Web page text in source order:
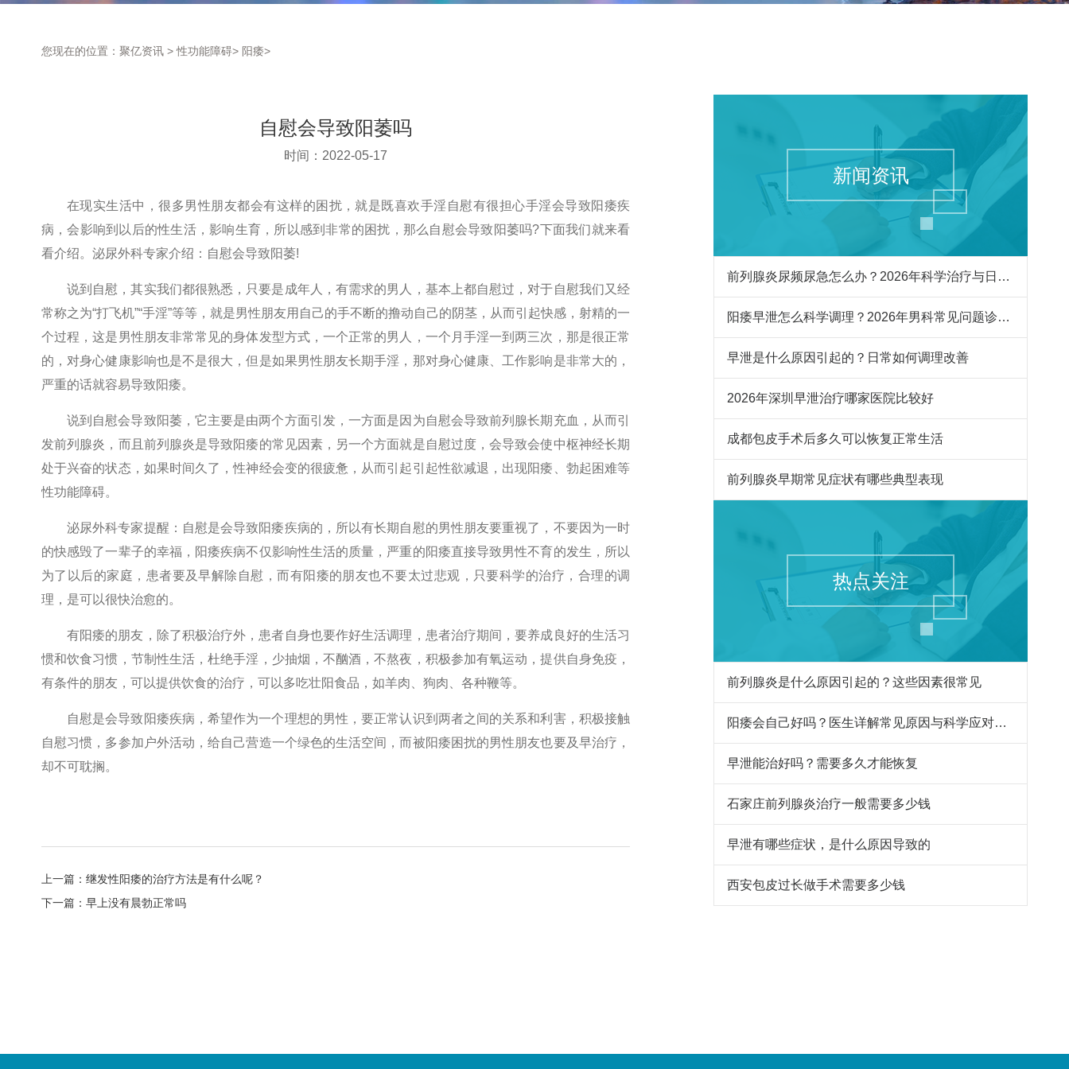
您现在的位置： 聚亿资讯 >性功能障碍> 阳痿>
自慰会导致阳萎吗
时间：2022-05-17
在现实生活中，很多男性朋友都会有这样的困扰，就是既喜欢手淫自慰有很担心手淫会导致阳痿疾
病，会影响到以后的性生活，影响生育，所以感到非常的困扰，那么自慰会导致阳萎吗?下面我们就来看
看介绍。泌尿外科专家介绍：自慰会导致阳萎!
说到自慰，其实我们都很熟悉，只要是成年人，有需求的男人，基本上都自慰过，对于自慰我们又经
常称之为“打飞机”“手淫”等等，就是男性朋友用自己的手不断的撸动自己的阴茎，从而引起快感，射精的一
个过程，这是男性朋友非常常见的身体发型方式，一个正常的男人，一个月手淫一到两三次，那是很正常
的，对身心健康影响也是不是很大，但是如果男性朋友长期手淫，那对身心健康、工作影响是非常大的，
严重的话就容易导致阳痿。
说到自慰会导致阳萎，它主要是由两个方面引发，一方面是因为自慰会导致前列腺长期充血，从而引
发前列腺炎，而且前列腺炎是导致阳痿的常见因素，另一个方面就是自慰过度，会导致会使中枢神经长期
处于兴奋的状态，如果时间久了，性神经会变的很疲惫，从而引起引起性欲减退，出现阳痿、勃起困难等
性功能障碍。
泌尿外科专家提醒：自慰是会导致阳痿疾病的，所以有长期自慰的男性朋友要重视了，不要因为一时
的快感毁了一辈子的幸福，阳痿疾病不仅影响性生活的质量，严重的阳痿直接导致男性不育的发生，所以
为了以后的家庭，患者要及早解除自慰，而有阳痿的朋友也不要太过悲观，只要科学的治疗，合理的调
理，是可以很快治愈的。
有阳痿的朋友，除了积极治疗外，患者自身也要作好生活调理，患者治疗期间，要养成良好的生活习
惯和饮食习惯，节制性生活，杜绝手淫，少抽烟，不酗酒，不熬夜，积极参加有氧运动，提供自身免疫，
有条件的朋友，可以提供饮食的治疗，可以多吃壮阳食品，如羊肉、狗肉、各种鞭等。
自慰是会导致阳痿疾病，希望作为一个理想的男性，要正常认识到两者之间的关系和利害，积极接触
自慰习惯，多参加户外活动，给自己营造一个绿色的生活空间，而被阳痿困扰的男性朋友也要及早治疗，
却不可耽搁。
上一篇： 继发性阳痿的治疗方法是有什么呢？
下一篇： 早上没有晨勃正常吗
新闻资讯
前列腺炎尿频尿急怎么办？2026年科学治疗与日常护理指南
阳痿早泄怎么科学调理？2026年男科常见问题诊疗与预防指南
早泄是什么原因引起的？日常如何调理改善
2026年深圳早泄治疗哪家医院比较好
成都包皮手术后多久可以恢复正常生活
前列腺炎早期常见症状有哪些典型表现
热点关注
前列腺炎是什么原因引起的？这些因素很常见
阳痿会自己好吗？医生详解常见原因与科学应对方法
早泄能治好吗？需要多久才能恢复
石家庄前列腺炎治疗一般需要多少钱
早泄有哪些症状，是什么原因导致的
西安包皮过长做手术需要多少钱